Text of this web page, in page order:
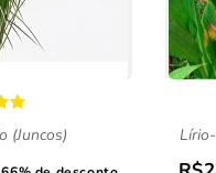
(Juncos)